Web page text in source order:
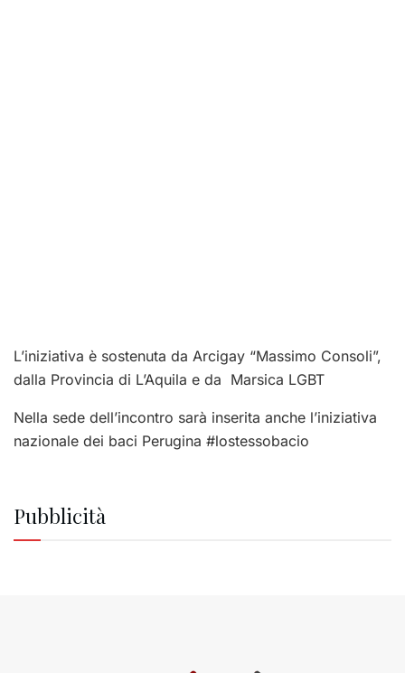
L’iniziativa è sostenuta da Arcigay “Massimo Consoli”,
dalla Provincia di L’Aquila e da Marsica LGBT
Nella sede dell’incontro sarà inserita anche l’iniziativa
nazionale dei baci Perugina #lostessobacio
Pubblicità